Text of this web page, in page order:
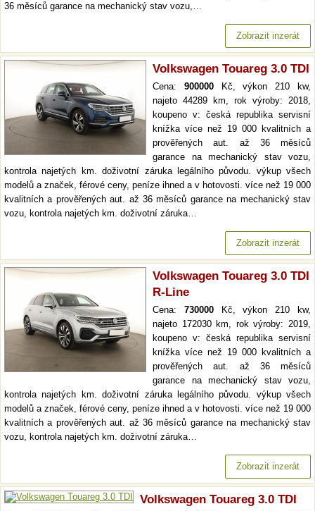
36 měsíců garance na mechanický stav vozu,…
Zobrazit inzerát
Volkswagen Touareg 3.0 TDI
Cena: 900000Kč, výkon 210 kw,
najeto 44289 km, rok výroby: 2018,
koupeno v: česká republika servisní
knížka více než 19 000 kvalitních a
prověřených aut. až 36 měsíců
garance na mechanický stav vozu,
kontrola najetých km. doživotní záruka legálního původu. výkup všech
modelů a značek, férové ceny, peníze ihned a v hotovosti. více než 19 000
kvalitních a prověřených aut. až 36 měsíců garance na mechanický stav
vozu, kontrola najetých km. doživotní záruka…
Zobrazit inzerát
Volkswagen Touareg 3.0 TDI
R-Line
Cena: 730000Kč, výkon 210 kw,
najeto 172030 km, rok výroby: 2019,
koupeno v: česká republika servisní
knížka více než 19 000 kvalitních a
prověřených aut. až 36 měsíců
garance na mechanický stav vozu,
kontrola najetých km. doživotní záruka legálního původu. výkup všech
modelů a značek, férové ceny, peníze ihned a v hotovosti. více než 19 000
kvalitních a prověřených aut. až 36 měsíců garance na mechanický stav
vozu, kontrola najetých km. doživotní záruka…
Zobrazit inzerát
Volkswagen Touareg 3.0 TDI